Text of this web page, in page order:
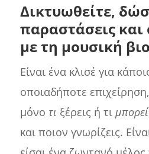
Δικτυωθείτε,
παραστάσεις και
με τη μουσική
Είναι ένα κλισέ για
οποιαδήποτε
μόνο τι ξέρεις ή τι
και ποιον γνωρίζεις.